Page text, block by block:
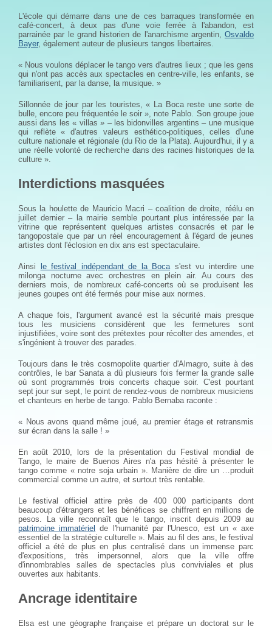
L'école qui démarre dans une de ces barraques transformée en
café-concert, à deux pas d'une voie ferrée à l'abandon, est
parrainée par le grand historien de l'anarchisme argentin, Osvaldo
Bayer, également auteur de plusieurs tangos libertaires.
« Nous voulons déplacer le tango vers d'autres lieux ; que les gens
qui n'ont pas accès aux spectacles en centre-ville, les enfants, se
familiarisent, par la danse, la musique. »
Sillonnée de jour par les touristes, « La Boca reste une sorte de
bulle, encore peu fréquentée le soir », note Pablo. Son groupe joue
aussi dans les « villas » – les bidonvilles argentins – une musique
qui reflète « d'autres valeurs esthético-politiques, celles d'une
culture nationale et régionale (du Rio de la Plata). Aujourd'hui, il y a
une réelle volonté de recherche dans des racines historiques de la
culture ».
Interdictions masquées
Sous la houlette de Mauricio Macri – coalition de droite, réélu en
juillet dernier – la mairie semble pourtant plus intéressée par la
vitrine que représentent quelques artistes consacrés et par le
tangopostale que par un réel encouragement à l'égard de jeunes
artistes dont l'éclosion en dix ans est spectaculaire.
Ainsi le festival indépendant de la Boca s'est vu interdire une
milonga nocturne avec orchestres en plein air. Au cours des
derniers mois, de nombreux café-concerts où se produisent les
jeunes goupes ont été fermés pour mise aux normes.
A chaque fois, l'argument avancé est la sécurité mais presque
tous les musiciens considèrent que les fermetures sont
injustifiées, voire sont des prétextes pour récolter des amendes, et
s'ingénient à trouver des parades.
Toujours dans le très cosmopolite quartier d'Almagro, suite à des
contrôles, le bar Sanata a dû plusieurs fois fermer la grande salle
où sont programmés trois concerts chaque soir. C'est pourtant
sept jour sur sept, le point de rendez-vous de nombreux musiciens
et chanteurs en herbe de tango. Pablo Bernaba raconte :
« Nous avons quand même joué, au premier étage et retransmis
sur écran dans la salle ! »
En août 2010, lors de la présentation du Festival mondial de
Tango, le maire de Buenos Aires n'a pas hésité à présenter le
tango comme « notre soja urbain ». Manière de dire un …produit
commercial comme un autre, et surtout très rentable.
Le festival officiel attire près de 400 000 participants dont
beaucoup d'étrangers et les bénéfices se chiffrent en millions de
pesos. La ville reconnaît que le tango, inscrit depuis 2009 au
patrimoine immatériel
de l'humanité par l'Unesco, est un « axe
essentiel de la stratégie culturelle ». Mais au fil des ans, le festival
officiel a été de plus en plus centralisé dans un immense parc
d'expositions, très impersonnel, alors que la ville offre
d'innombrables salles de spectacles plus conviviales et plus
ouvertes aux habitants.
Ancrage identitaire
Elsa est une géographe française et prépare un doctorat sur le